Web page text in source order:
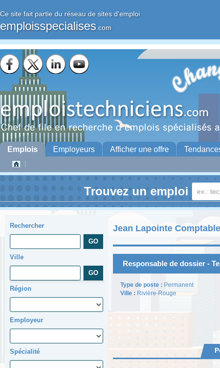
Ce site fait partie du réseau de sites d'emploi
emploisspecialises .com
Emplois Employeurs Afficher une offre
Trouvez un emploi
Rechercher
Ville
Région
Employeur
Spécialité
Jean Lapointe
Responsable de dossier -
Type de poste : Permanent
Ville : Rivière-Rouge